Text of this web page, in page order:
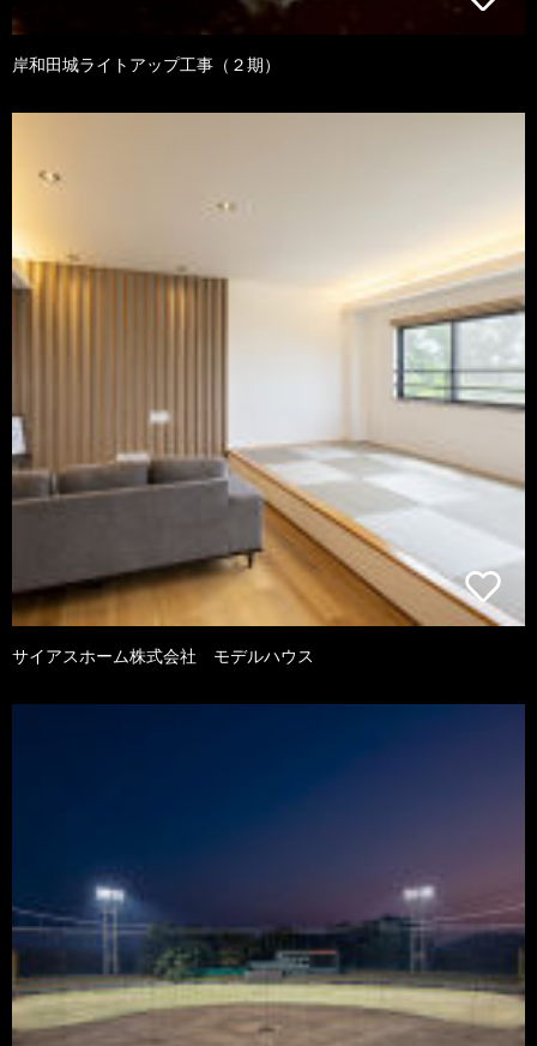
岸和田城ライトアップ工事（２期）
サイアスホーム株式会社 モデルハウス